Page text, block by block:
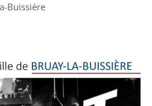
Buissière